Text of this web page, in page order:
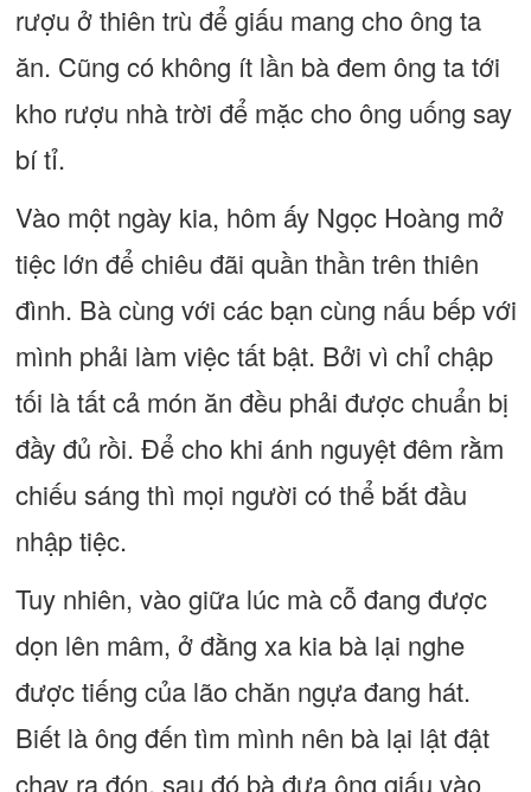
rượu ở thiên trù để giấu mang cho ông ta
ăn. Cũng có không ít lần bà đem ông ta tới
kho rượu nhà trời để mặc cho ông uống say
bí tỉ.
Vào một ngày kia, hôm ấy Ngọc Hoàng mở
tiệc lớn để chiêu đãi quần thần trên thiên
đình. Bà cùng với các bạn cùng nấu bếp với
mình phải làm việc tất bật. Bởi vì chỉ chập
tối là tất cả món ăn đều phải được chuẩn bị
đầy đủ rồi. Để cho khi ánh nguyệt đêm rằm
chiếu sáng thì mọi người có thể bắt đầu
nhập tiệc.
Tuy nhiên, vào giữa lúc mà cỗ đang được
dọn lên mâm, ở đằng xa kia bà lại nghe
được tiếng của lão chăn ngựa đang hát.
Biết là ông đến tìm mình nên bà lại lật đật
chạy ra đón, sau đó bà đưa ông giấu vào